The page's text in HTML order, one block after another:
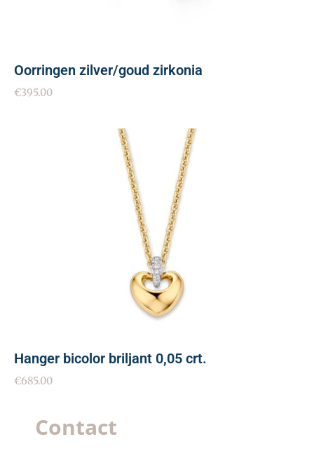
Oorringen zilver/goud zirkonia
€395.00
Hanger bicolor briljant 0,05 crt.
€685.00
Contact